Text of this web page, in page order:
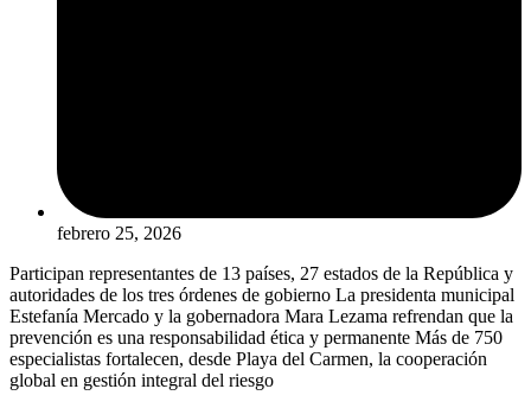
febrero 25, 2026
Participan representantes de 13 países, 27 estados de la República y
autoridades de los tres órdenes de gobierno La presidenta municipal
Estefanía Mercado y la gobernadora Mara Lezama refrendan que la
prevención es una responsabilidad ética y permanente Más de 750
especialistas fortalecen, desde Playa del Carmen, la cooperación
global en gestión integral del riesgo